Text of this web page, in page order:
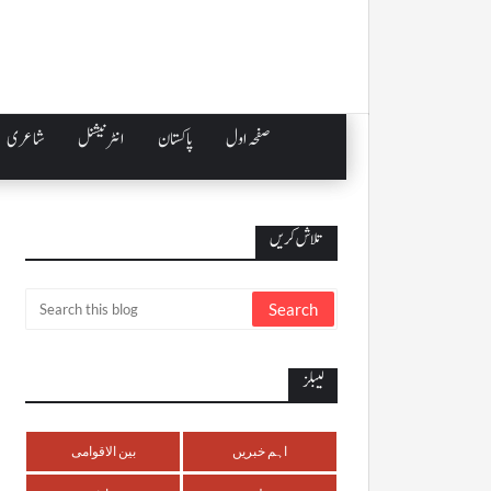
صفحہ اول پاکستان انٹرنیشنل شاعری
تلاش کریں
لیبلز
اہم خبریں بین الاقوامی